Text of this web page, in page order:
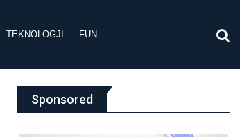
TEKNOLOGJI FUN
Sponsored